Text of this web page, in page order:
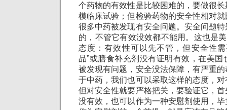
个药物的有效性是比较困难的，要做很
模临床试验；但检验药物的安全性相对
很多中药被发现有安全问题。安全问题
的，不管它有效没效都不能用。这也是
态度：有效性可以先不管，但安全性
品”或膳食补充剂没有证明有效，在美
被发现有问题，安全没法保障，有严重
于中药，我们也可以采取这样的态度，
但对安全性就要严格把关，要验证它，
没有效，也可以作为一种安慰剂使用，